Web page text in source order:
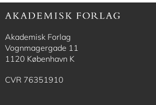
Akademisk Forlag
Vognmagergade 11
1120 København K
CVR 76351910